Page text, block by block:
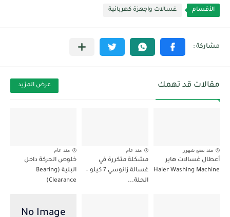
الأقسام غسالات واجهزة كهربائية
مقالات قد تهمك عرض المزيد
منذ بضع شهور
أعطال غسالات هاير
Haier Washing Machine
منذ عام
مشكلة متكررة في
غسالة زانوسي 7 كيلو –
الحلة...
منذ عام
خلوص الحركة داخل
البلية (Bearing
Clearance)